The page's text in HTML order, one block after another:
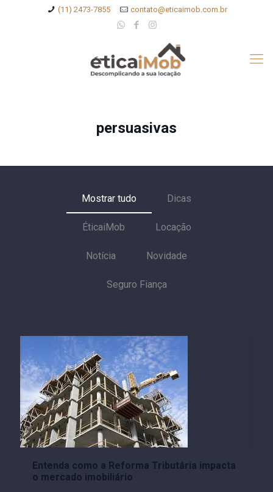
(11) 2473-7855 contato@eticaimob.com.br
persuasivas
Mostrar tudo Dicas
ÉticaiMob Locação
Notícia Novidade
Seguro Fiança
Entenda como a Reforma Tributária impacta
o mercado imobiliário